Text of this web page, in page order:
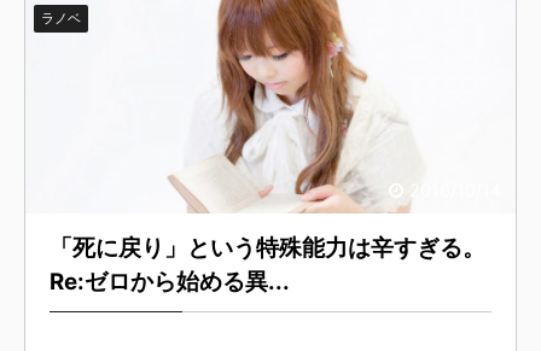
ラノベ
「死に戻り」という特殊能力は辛すぎる。
Re:ゼロから始める異...